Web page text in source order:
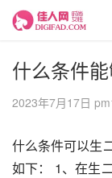
什么条件
2023年7月17日
什么条件可以生
如下： 1、在生